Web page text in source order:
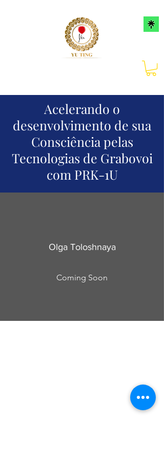
Acelerando o
desenvolvimento de sua
Consciência pelas
Tecnologias de Grabovoi
com PRK-1U
Olga Toloshnaya
Coming Soon
Termos e Condições Política da loja Política